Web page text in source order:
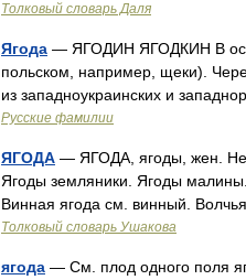
Толковый словарь Даля
Ягода — ЯГОДИН ЯГОДКИН В
польском, например, щеки).
из западноукраинских и
Русские фамилии
ЯГОДА — ЯГОДА, ягоды, жен.
Ягоды земляники. Ягоды
Винная ягода см. винный.
Толковый словарь Ушакова
ягода — См. плод одного поля